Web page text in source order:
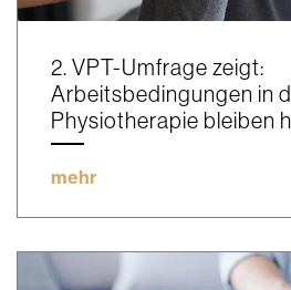
2. VPT-Umfrage zeigt:
Arbeitsbedingungen in
Physiotherapie bleiben
mehr